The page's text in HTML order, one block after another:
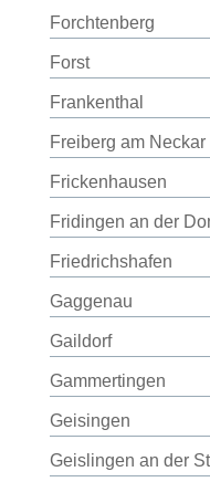
Forchtenberg
Forst
Frankenthal
Freiberg am Neckar
Frickenhausen
Fridingen an der
Friedrichshafen
Gaggenau
Gaildorf
Gammertingen
Geisingen
Geislingen an der